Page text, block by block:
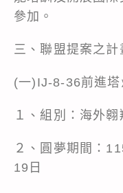
參加。
三、聯盟提案之計
(一)IJ-8-36前進塔
１、組別：海外
２、圓夢期間：
19日